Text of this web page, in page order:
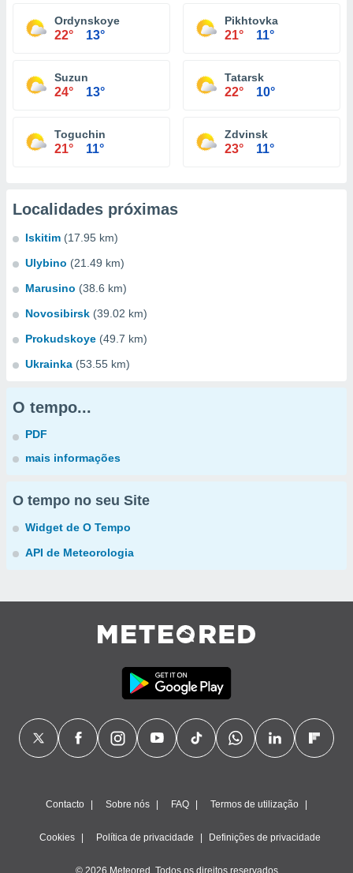
Ordynskoye
22° 13°
Pikhtovka
21° 11°
Suzun
24° 13°
Tatarsk
22° 10°
Toguchin
21° 11°
Zdvinsk
23° 11°
Localidades próximas
Iskitim (17.95 km)
Ulybino (21.49 km)
Marusino (38.6 km)
Novosibirsk (39.02 km)
Prokudskoye (49.7 km)
Ukrainka (53.55 km)
O tempo...
PDF
mais informações
O tempo no seu Site
Widget de O Tempo
API de Meteorologia
Contacto Sobre nós FAQ Termos de utilização
Cookies Política de privacidade Definições de privacidade
© 2026 Meteored. Todos os direitos reservados